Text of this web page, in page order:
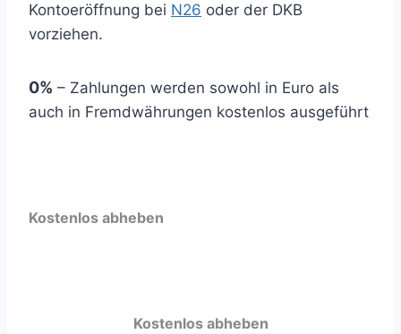
Kontoeröffnung bei N26 oder der DKB
vorziehen.
0% – Zahlungen werden sowohl in Euro als
auch in Fremdwährungen kostenlos ausgeführt
Kostenlos abheben
Kostenlos abheben